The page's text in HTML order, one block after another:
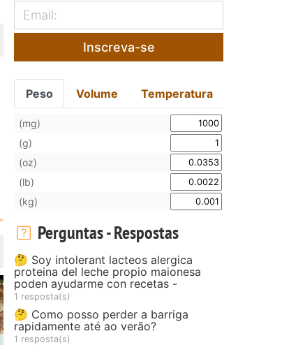
Inscreva-se
Peso Volume Temperatura
(mg)
(g)
(oz)
(lb)
(kg)
Perguntas - Respostas
🤔 Soy intolerant lacteos alergica
proteina del leche propio maionesa
poden ayudarme con recetas -
1 resposta(s)
🤔 Como posso perder a barriga
rapidamente até ao verão?
1 resposta(s)